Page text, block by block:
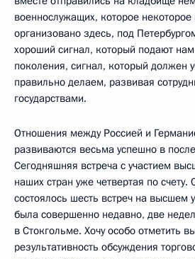
военнослужащих, которое
организовано здесь, под
хороший сигнал, который подают
поколения, сигнал, который должен
правильно делаем, развивая
государствами.
Отношения между Россией и
развиваются весьма успешно в
Сегодняшняя встреча с участием
наших стран уже четвертая по
состоялось шесть встреч на высшем
была совершенно недавно, две
в Стокгольме. Хочу особо отметить
результативность обсуждения